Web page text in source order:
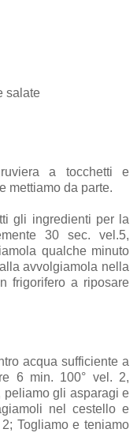
salate
a tocchetti e
mettiamo da parte.
gli ingredienti per la
30 sec. vel.5,
qualche minuto
avvolgiamola nella
frigorifero a riposare
acqua sufficiente a
6 min. 100° vel. 2,
peliamo gli asparagi e
nel cestello e
Togliamo e teniamo